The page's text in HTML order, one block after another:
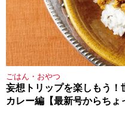
ごはん・おやつ
妄想トリップを楽しもう！
カレー編【最新号からちょ